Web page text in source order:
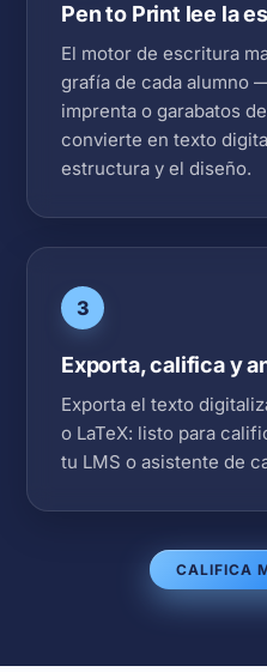
Pen to Print lee la
El motor de escritura
grafía de cada alumno
imprenta o garabatos
convierte en texto
estructura y el diseño.
3
Exporta, califica y
Exporta el texto
o LaTeX: listo para
tu LMS o asistente de
CALIFICA